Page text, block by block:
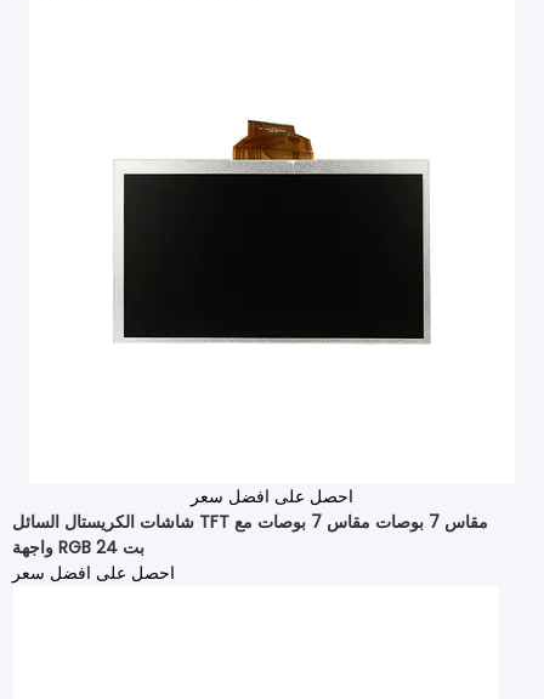
احصل على افضل سعر
شاشات الكريستال السائل TFT مقاس 7 بوصات مقاس 7 بوصات مع
واجهة RGB 24 بت
احصل على افضل سعر